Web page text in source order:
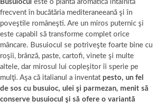
Busuiocul este o plantă aromatică întâlnită
frecvent în bucătăria mediteraneeană şi în
poveştile româneşti. Are un miros puternic şi
este capabil să transforme complet orice
mâncare. Busuiocul se potriveşte foarte bine cu
roşii, brânză, paste, cartofi, vinete şi multe
altele, dar mirosul lui copleşitor îi sperie pe
mulţi. Aşa că italianul a inventat pesto, un fel
de sos cu busuioc, ulei şi parmezan, menit să
conserve busuiocul şi să ofere o variantă